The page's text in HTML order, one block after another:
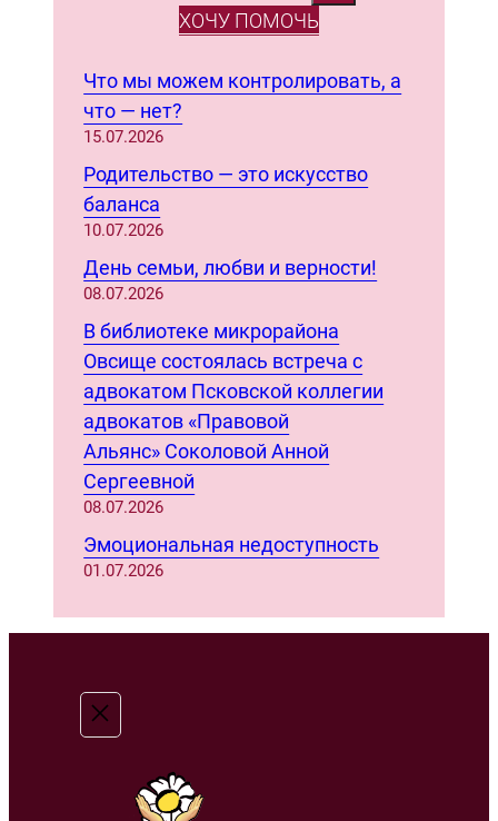
ХОЧУ ПОМОЧЬ
Что мы можем контролировать, а
что — нет?
15.07.2026
Родительство — это искусство
баланса
10.07.2026
День семьи, любви и верности!
08.07.2026
В библиотеке микрорайона
Овсище состоялась встреча с
адвокатом Псковской коллегии
адвокатов «Правовой
Альянс» Соколовой Анной
Сергеевной
08.07.2026
Эмоциональная недоступность
01.07.2026